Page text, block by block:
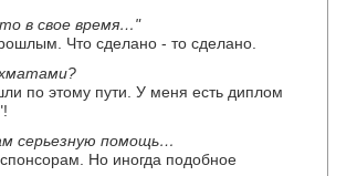
в свое время…"
Что сделано - то сделано.
по этому пути. У меня есть диплом
серьезную помощь…
Но иногда подобное